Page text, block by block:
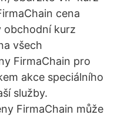
cena
obchodní kurz
všech
FirmaChain pro
akce speciálního
služby.
FirmaChain může